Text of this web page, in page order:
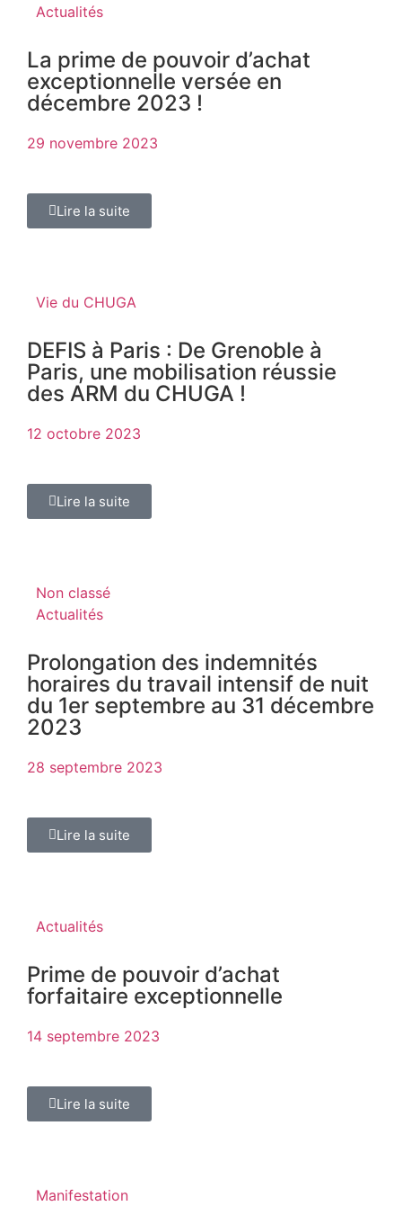
Actualités
La prime de pouvoir d’achat
exceptionnelle versée en
décembre 2023 !
29 novembre 2023
Lire la suite
Vie du CHUGA
DEFIS à Paris : De Grenoble à
Paris, une mobilisation réussie
des ARM du CHUGA !
12 octobre 2023
Lire la suite
Non classé
Actualités
Prolongation des indemnités
horaires du travail intensif de nuit
du 1er septembre au 31 décembre
2023
28 septembre 2023
Lire la suite
Actualités
Prime de pouvoir d’achat
forfaitaire exceptionnelle
14 septembre 2023
Lire la suite
Manifestation